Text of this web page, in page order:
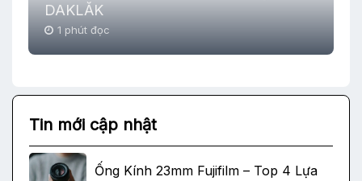
DAKLĂK
1 phút đọc
Tin mới cập nhật
Ống Kính 23mm Fujifilm – Top 4 Lựa